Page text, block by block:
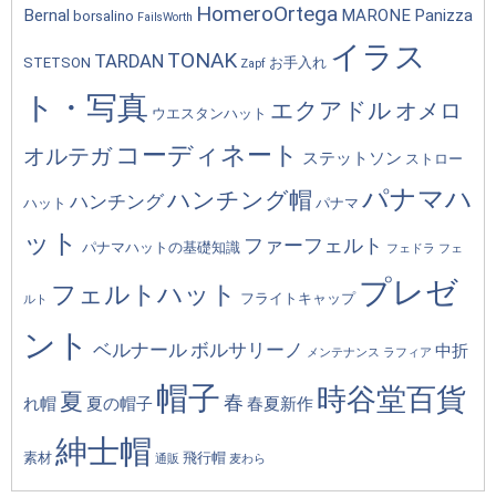
Bernal borsalino FailsWorth HomeroOrtega MARONE Panizza
STETSON TARDAN TONAK Zapf お手入れ イラス
ト・写真 ウエスタンハット エクアドル オメロ
オルテガ コーディネート ステットソン ストロー
ハット ハンチングハンチング帽 パナマ パナマハ
ット
パナマハットの基礎知識 ファーフェルト フェドラ フェ
ルト フェルトハット フライトキャップ プレゼ
ント ベルナールボルサリーノ メンテナンス ラフィア 中折
れ帽 夏 夏の帽子 帽子春 春夏新作 時谷堂百貨
素材 紳士帽 通販 飛行帽 麦わら